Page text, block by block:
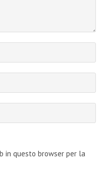
in questo browser per la